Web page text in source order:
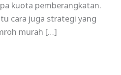
kuota pemberangkatan.
cara juga strategi yang
murah […]